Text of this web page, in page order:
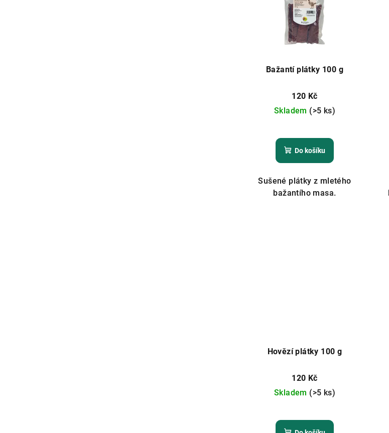
Bažantí plátky 100 g
120 Kč
Skladem (>5 ks)
Do košíku
Sušené plátky z mletého
bažantího masa.
Hovězí plátky 100 g
120 Kč
Skladem (>5 ks)